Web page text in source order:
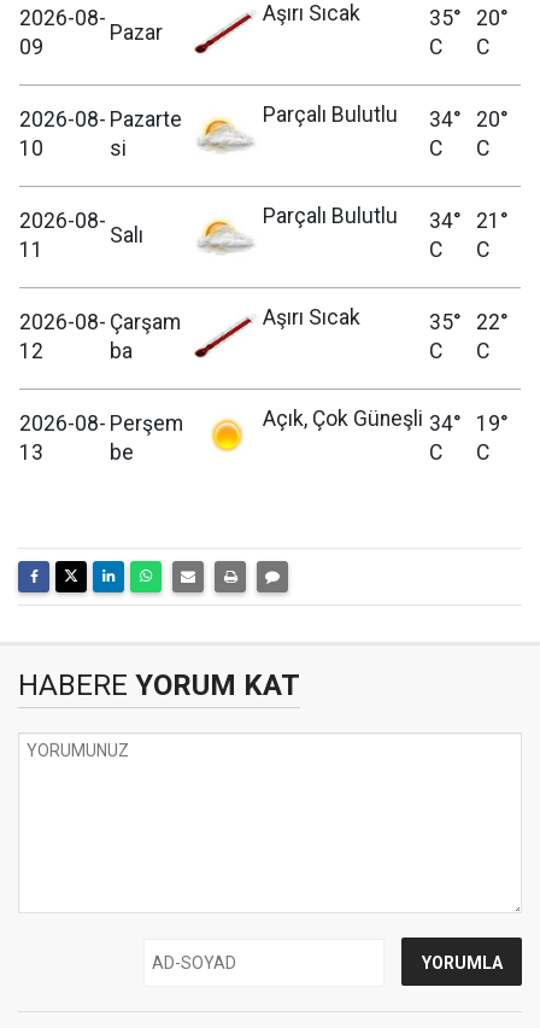
2026-08-
09
Pazar
Aşırı Sıcak
35°
C
20°
C
2026-08-
10
Pazarte
si
Parçalı Bulutlu
34°
C
20°
C
2026-08-
11
Salı
Parçalı Bulutlu
34°
C
21°
C
2026-08-
12
Çarşam
ba
Aşırı Sıcak
35°
C
22°
C
2026-08-
13
Perşem
be
Açık, Çok Güneşli 34°
C
19°
C
HABERE YORUM KAT